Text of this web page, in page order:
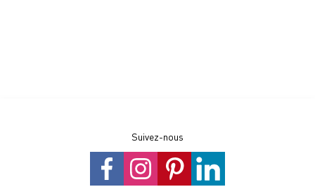
Suivez-nous